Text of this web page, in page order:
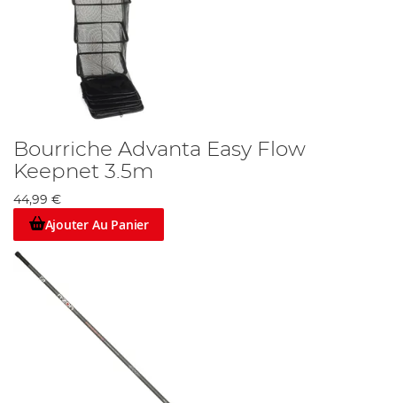
Bourriche Advanta Easy Flow
Keepnet 3.5m
44,99 €
Ajouter Au Panier